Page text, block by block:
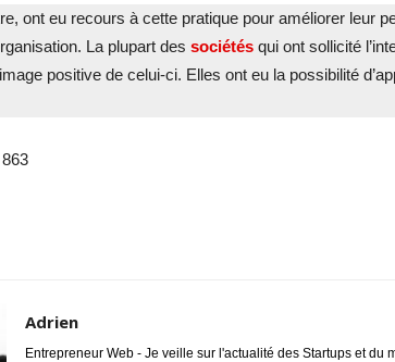
ont eu recours à cette pratique pour améliorer leur
La plupart des sociétés qui ont sollicité
positive de celui-ci. Elles ont eu la possibilité
Adrien
Entrepreneur Web - Je veille sur l'actualité des Startups et du